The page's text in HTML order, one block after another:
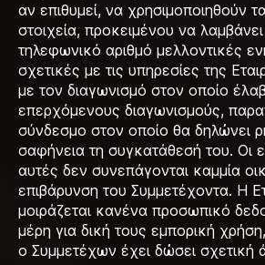
αν επιθυμεί, να χρησιμοποιηθούν
στοιχεία, προκειμένου να λαμβάνει
τηλεφωνικό αριθμό μελλοντικές
σχετικές με τις υπηρεσίες της
με τον διαγωνισμό στον οποίο
επερχόμενους διαγωνισμούς,
σύνδεσμο στον οποίο θα δηλώνει
σαφήνεια τη συγκατάθεσή του. Οι
αυτές δεν συνεπάγονται καμμία
επιβάρυνση του Συμμετέχοντα. Η
μοιράζεται κανένα προσωπικό
μέρη για δική τους εμπορική
ο Συμμετέχων έχει δώσει σχετική